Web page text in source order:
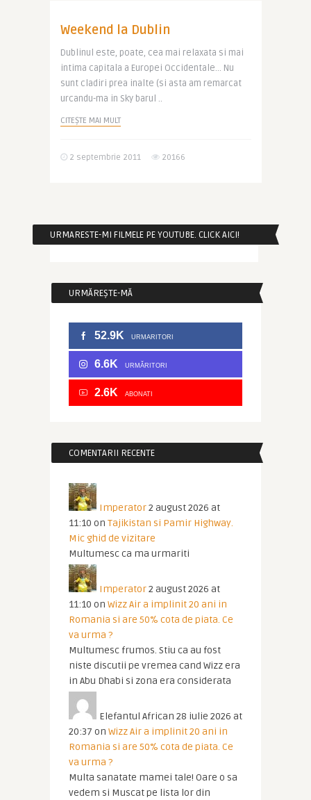
Weekend la Dublin
Dublinul este, poate, cea mai relaxata si mai
intima capitala a Europei Occidentale… Nu
sunt cladiri prea inalte (si asta am remarcat
urcandu-ma in Sky barul ..
CITEȘTE MAI MULT
2 septembrie 2011 20166
URMARESTE-MI FILMELE PE YOUTUBE. CLICK AICI!
URMĂREȘTE-MĂ
52.9K URMARITORI
6.6K URMĂRITORI
2.6K ABONATI
COMENTARII RECENTE
Imperator2 august 2026 at
11:10 on Tajikistan si Pamir Highway.
Mic ghid de vizitare
Multumesc ca ma urmariti
Imperator2 august 2026 at
11:10 on Wizz Air a implinit 20 ani in
Romania si are 50% cota de piata. Ce
va urma ?
Multumesc frumos. Stiu ca au fost
niste discutii pe vremea cand Wizz era
in Abu Dhabi si zona era considerata
Elefantul African 28 iulie 2026 at
20:37 on Wizz Air a implinit 20 ani in
Romania si are 50% cota de piata. Ce
va urma ?
Multa sanatate mamei tale! Oare o sa
vedem si Muscat pe lista lor din